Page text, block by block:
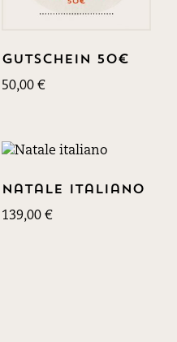
Gutschein 50€
50,00 €
Natale italiano
139,00 €